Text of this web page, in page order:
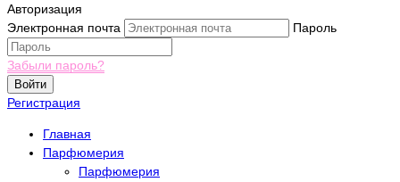
Авторизация
Электронная почта
Пароль
Забыли пароль?
Войти
Регистрация
Главная
Парфюмерия
Парфюмерия